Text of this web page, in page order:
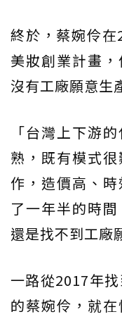
終於，蔡婉伶
美妝創業計畫
沒有工廠願意生
「台灣上下游
熟，既有模式
作，造價高、
了一年半的時
還是找不到工廠
一路從2017年
的蔡婉伶，就